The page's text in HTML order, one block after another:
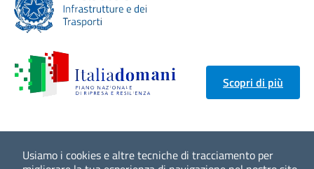
Usiamo i cookies e altre tecniche di tracciamento per
Scopri di più